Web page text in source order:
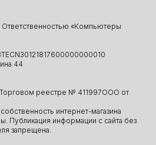
«Компьютеры
44
реестре № 411997ООО от
интернет-магазина
Публикация информации с сайта без
запрещена.